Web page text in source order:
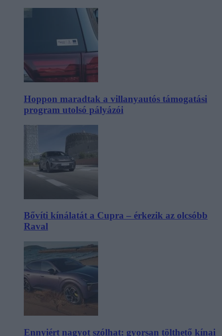
Hoppon maradtak a villanyautós támogatási
program utolsó pályázói
Bővíti kínálatát a Cupra – érkezik az olcsóbb
Raval
Ennyiért nagyot szólhat: gyorsan tölthető kínai